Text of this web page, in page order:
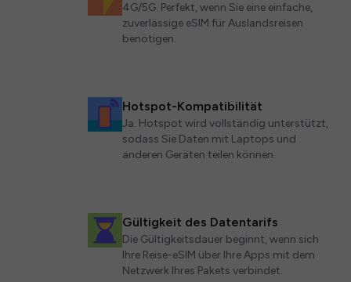
4G/5G. Perfekt, wenn Sie eine einfache,
zuverlässige eSIM für Auslandsreisen
benötigen.
Hotspot-Kompatibilität
Ja. Hotspot wird vollständig unterstützt,
sodass Sie Daten mit Laptops und
anderen Geräten teilen können.
Gültigkeit des Datentarifs
Die Gültigkeitsdauer beginnt, wenn sich
Ihre Reise-eSIM über Ihre Apps mit dem
Netzwerk Ihres Pakets verbindet.